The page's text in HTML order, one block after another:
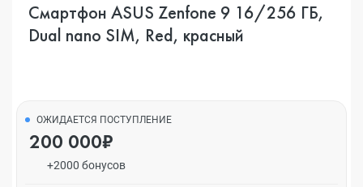
Смартфон ASUS Zenfone 9 16/256 ГБ,
Dual nano SIM, Red, красный
ОЖИДАЕТСЯ ПОСТУПЛЕНИЕ
200 000₽
+2000 бонусов